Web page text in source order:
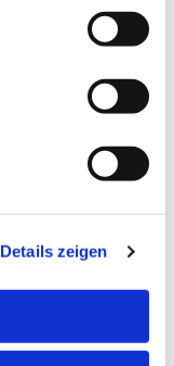
Details zeigen